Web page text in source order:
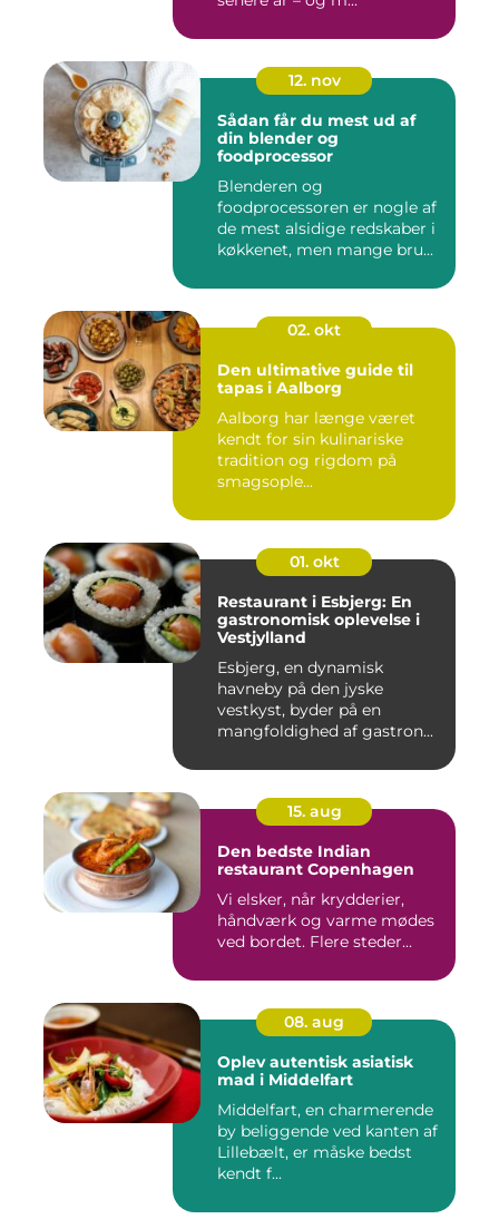
12. nov
Sådan får du mest ud af
din blender og
foodprocessor
Blenderen og
foodprocessoren er nogle af
de mest alsidige redskaber i
køkkenet, men mange bru...
02. okt
Den ultimative guide til
tapas i Aalborg
Aalborg har længe været
kendt for sin kulinariske
tradition og rigdom på
smagsople...
01. okt
Restaurant i Esbjerg: En
gastronomisk oplevelse i
Vestjylland
Esbjerg, en dynamisk
havneby på den jyske
vestkyst, byder på en
mangfoldighed af gastron...
15. aug
Den bedste Indian
restaurant Copenhagen
Vi elsker, når krydderier,
håndværk og varme mødes
ved bordet. Flere steder...
08. aug
Oplev autentisk asiatisk
mad i Middelfart
Middelfart, en charmerende
by beliggende ved kanten af
Lillebælt, er måske bedst
kendt f...